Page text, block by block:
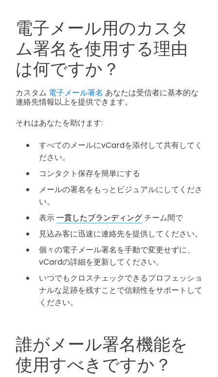
電子メール用のカスタ
ム署名を使用する理由
は何ですか？
カスタム 電子メール署名 あなたは受信者に基本的な
連絡先情報以上を提供できます。
それはあなたを助けます:
すべてのメールにvCardを添付して共有してく
ださい。
コンタクト保存を簡単にする
メールの署名をもっとビジュアルにしてくださ
い。
表示一貫したブランディングチーム間で
見込み客に迅速に連絡先を提供してください。
個々の電子メール署名を手動で変更せずに、
vCardの詳細を更新してください。
いつでもクロスチェックできるプロフェッショ
ナルな足跡を残すことで信頼性をサポートして
ください。
誰がメール署名機能を
使用すべきですか？